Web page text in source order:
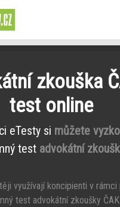
zkouška
test online
eTesty si můžete
test advokátní
využívají koncipienti v rámci
test advokátní zkoušky ČAK.